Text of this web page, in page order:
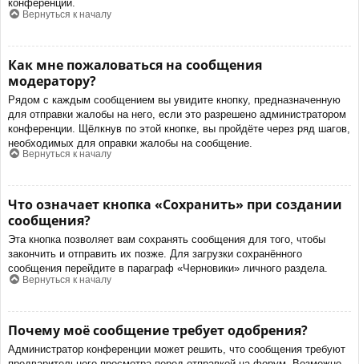
конференции.
Вернуться к началу
Как мне пожаловаться на сообщения
модератору?
Рядом с каждым сообщением вы увидите кнопку, предназначенную
для отправки жалобы на него, если это разрешено администратором
конференции. Щёлкнув по этой кнопке, вы пройдёте через ряд шагов,
необходимых для оправки жалобы на сообщение.
Вернуться к началу
Что означает кнопка «Сохранить» при создании
сообщения?
Эта кнопка позволяет вам сохранять сообщения для того, чтобы
закончить и отправить их позже. Для загрузки сохранённого
сообщения перейдите в параграф «Черновики» личного раздела.
Вернуться к началу
Почему моё сообщение требует одобрения?
Администратор конференции может решить, что сообщения требуют